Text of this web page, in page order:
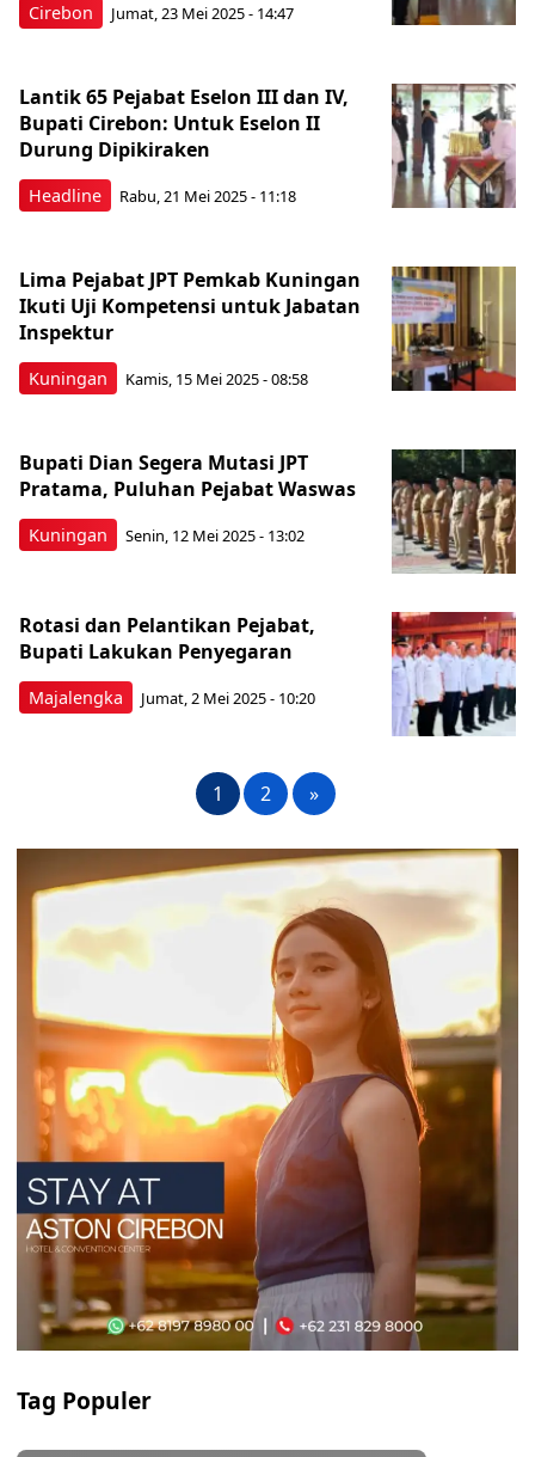
Cirebon Jumat, 23 Mei 2025 - 14:47
Headline
Lantik 65 Pejabat Eselon III dan IV,
Bupati Cirebon: Untuk Eselon II
Durung Dipikiraken
Rabu, 21 Mei 2025 - 11:18
Kuningan
Lima Pejabat JPT Pemkab Kuningan
Ikuti Uji Kompetensi untuk Jabatan
Inspektur
Kamis, 15 Mei 2025 - 08:58
Kuningan
Bupati Dian Segera Mutasi JPT
Pratama, Puluhan Pejabat Waswas
Senin, 12 Mei 2025 - 13:02
Majalengka
Rotasi dan Pelantikan Pejabat,
Bupati Lakukan Penyegaran
Jumat, 2 Mei 2025 - 10:20
1 2 »
Tag Populer